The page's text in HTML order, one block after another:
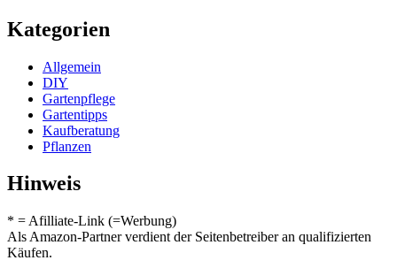
Kategorien
Allgemein
DIY
Gartenpflege
Gartentipps
Kaufberatung
Pflanzen
Hinweis
* = Afilliate-Link (=Werbung)
Als Amazon-Partner verdient der Seitenbetreiber an qualifizierten
Käufen.